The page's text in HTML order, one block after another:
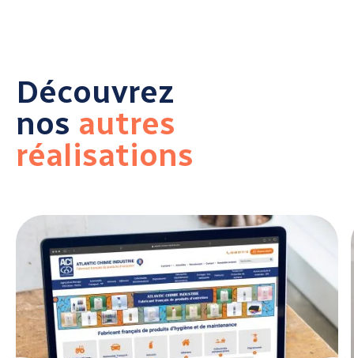
Découvrez
nos autres
réalisations